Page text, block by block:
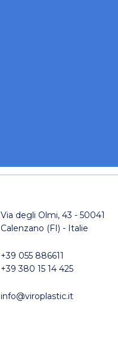
Via degli Olmi, 43 - 50041
Calenzano (FI) - Italie
+39 055 886611
+39 380 15 14 425
info@viroplastic.it